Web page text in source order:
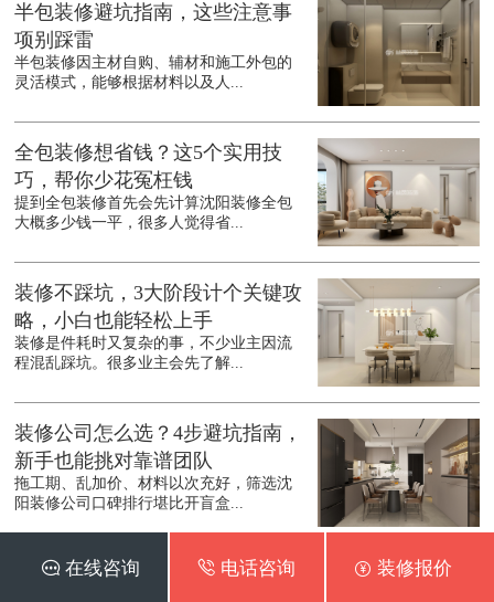
半包装修避坑指南，这些注意事
项别踩雷
半包装修因主材自购、辅材和施工外包的
灵活模式，能够根据材料以及人...
全包装修想省钱？这5个实用技
巧，帮你少花冤枉钱
提到全包装修首先会先计算沈阳装修全包
大概多少钱一平，很多人觉得省...
装修不踩坑，3大阶段计个关键攻
略，小白也能轻松上手
装修是件耗时又复杂的事，不少业主因流
程混乱踩坑。很多业主会先了解...
装修公司怎么选？4步避坑指南，
新手也能挑对靠谱团队
拖工期、乱加价、材料以次充好，筛选沈
阳装修公司口碑排行堪比开盲盒...
二手房装修别乱花钱，这5个地方
 在线咨询  电话咨询  装修报价